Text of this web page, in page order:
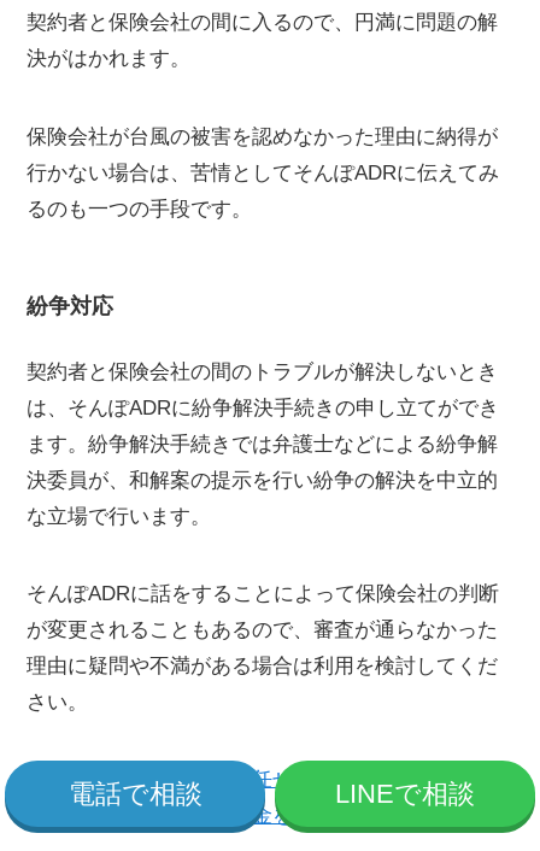
契約者と保険会社の間に入るので、円満に問題の解
決がはかれます。
保険会社が台風の被害を認めなかった理由に納得が
行かない場合は、苦情としてそんぽADRに伝えてみ
るのも一つの手段です。
紛争対応
契約者と保険会社の間のトラブルが解決しないとき
は、そんぽADRに紛争解決手続きの申し立てができ
ます。紛争解決手続きでは弁護士などによる紛争解
決委員が、和解案の提示を行い紛争の解決を中立的
な立場で行います。
そんぽADRに話をすることによって保険会社の判断
が変更されることもあるので、審査が通らなかった
理由に疑問や不満がある場合は利用を検討してくだ
さい。
火災保険の申請はプロに任せるのが正解！？代行サ
ポートでスムーズに給付金を受け取る！
電話で相談 LINEで相談